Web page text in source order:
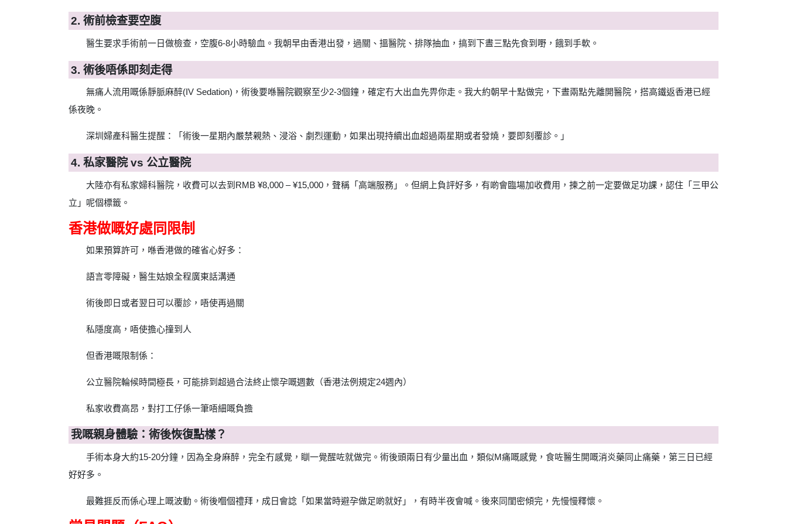
2. 術前檢查要空腹
醫生要求手術前一日做檢查，空腹6-8小時驗血。我朝早由香港出發，過關、搵醫院、排隊抽血，搞到下晝三點先食到嘢，餓到手軟。
3. 術後唔係即刻走得
無痛人流用嘅係靜脈麻醉(IV Sedation)，術後要喺醫院觀察至少2-3個鐘，確定冇大出血先畀你走。我大約朝早十點做完，下晝兩點先離開醫院，搭高鐵返香港已經
係夜晚。
深圳婦產科醫生提醒：「術後一星期內嚴禁親熱、浸浴、劇烈運動，如果出現持續出血超過兩星期或者發燒，要即刻覆診。」
4. 私家醫院 vs 公立醫院
大陸亦有私家婦科醫院，收費可以去到RMB ¥8,000 – ¥15,000，聲稱「高端服務」。但網上負評好多，有啲會臨場加收費用，揀之前一定要做足功課，認住「三甲公
立」呢個標籤。
香港做嘅好處同限制
如果預算許可，喺香港做的確省心好多：
語言零障礙，醫生姑娘全程廣東話溝通
術後即日或者翌日可以覆診，唔使再過關
私隱度高，唔使擔心撞到人
但香港嘅限制係：
公立醫院輪候時間極長，可能排到超過合法終止懷孕嘅週數（香港法例規定24週內）
私家收費高昂，對打工仔係一筆唔細嘅負擔
我嘅親身體驗：術後恢復點樣？
手術本身大約15-20分鐘，因為全身麻醉，完全冇感覺，瞓一覺醒咗就做完。術後頭兩日有少量出血，類似M痛嘅感覺，食咗醫生開嘅消炎藥同止痛藥，第三日已經
好好多。
最難捱反而係心理上嘅波動。術後嗰個禮拜，成日會諗「如果當時避孕做足啲就好」，有時半夜會喊。後來同閨密傾完，先慢慢釋懷。